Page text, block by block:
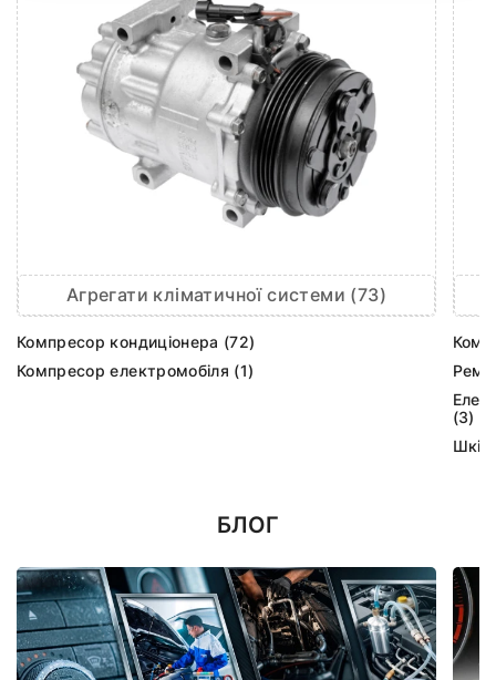
Агрегати кліматичної системи (73)
Компресор кондиціонера (72)
Компресор електромобіля (1)
(3)
Шків
БЛОГ